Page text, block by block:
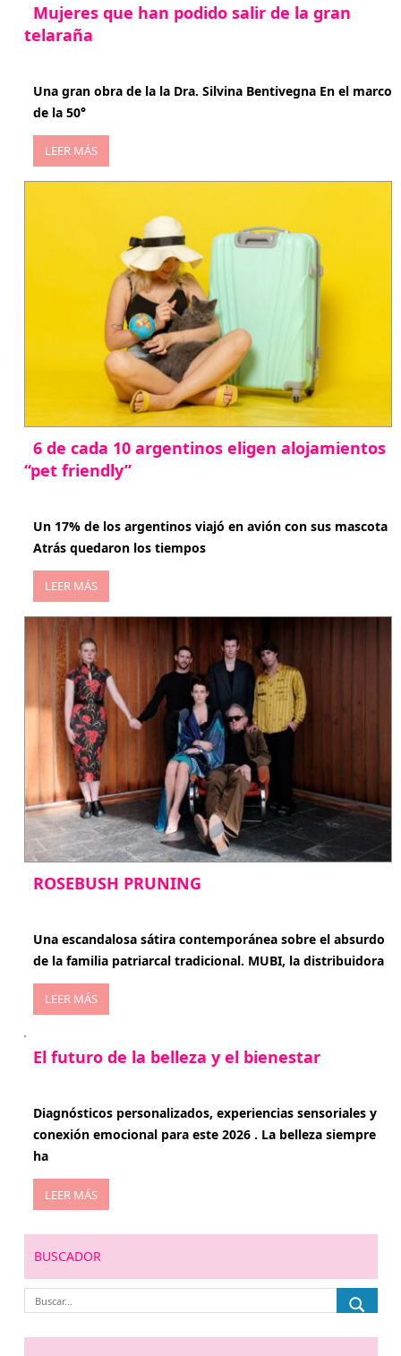
Mujeres que han podido salir de la gran
telaraña
Una gran obra de la la Dra. Silvina Bentivegna En el marco
de la 50°
LEER MÁS
6 de cada 10 argentinos eligen alojamientos
“pet friendly”
Un 17% de los argentinos viajó en avión con sus mascota
Atrás quedaron los tiempos
LEER MÁS
ROSEBUSH PRUNING
Una escandalosa sátira contemporánea sobre el absurdo
de la familia patriarcal tradicional. MUBI, la distribuidora
LEER MÁS
El futuro de la belleza y el bienestar
Diagnósticos personalizados, experiencias sensoriales y
conexión emocional para este 2026 . La belleza siempre
ha
LEER MÁS
BUSCADOR